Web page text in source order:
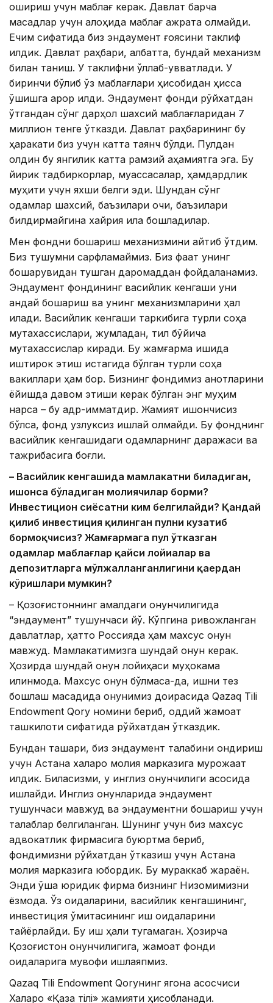
ошириш учун маблағ керак. Давлат барча
мақсадлар учун алоҳида маблағ ажрата олмайди.
Ечим сифатида биз эндаумент ғоясини таклиф
қилдик. Давлат раҳбари, албатта, бундай механизм
билан таниш. У таклифни қўллаб-қувватлади. У
биринчи бўлиб ўз маблағлари ҳисобидан ҳисса
қўшишга қарор қилди. Эндаумент фонди рўйхатдан
ўтгандан сўнг дарҳол шахсий маблағларидан 7
миллион тенге ўтказди. Давлат раҳбарининг бу
ҳаракати биз учун катта таянч бўлди. Пулдан
олдин бу янгилик катта рамзий аҳамиятга эга. Бу
йирик тадбиркорлар, муассасалар, ҳамдардлик
муҳити учун яхши белги эди. Шундан сўнг
одамлар шахсий, баъзилари очиқ, баъзилари
билдирмайгина хайрия қила бошладилар.
Мен фондни бошқариш механизмини айтиб ўтдим.
Биз тушумни сарфламаймиз. Биз фақат унинг
бошқарувидан тушган даромаддан фойдаланамиз.
Эндаумент фондининг васийлик кенгаши уни
қандай бошқариш ва унинг механизмларини ҳал
қилади. Васийлик кенгаши таркибига турли соҳа
мутахассислари, жумладан, тил бўйича
мутахассислар киради. Бу жамғарма ишида
иштирок этиш истагида бўлган турли соҳа
вакиллари ҳам бор. Бизнинг фондимиз қанотларини
ёйишда давом этиши керак бўлган энг муҳим
нарса – бу қадр-қимматдир. Жамият ишончисиз
бўлса, фонд узлуксиз ишлай олмайди. Бу фонднинг
васийлик кенгашидаги одамларнинг даражаси ва
тажрибасига боғлиқ.
– Васийлик кенгашида мамлакатни биладиган,
ишонса бўладиган молиячилар борми?
Инвестицион сиёсатни ким белгилайди? Қандай
қилиб инвестиция қилинган пулни кузатиб
бормоқчисиз? Жамғармага пул ўтказган
одамлар маблағлар қайси лойиҳалар ва
депозитларга мўлжалланганлигини қаердан
кўришлари мумкин?
– Қозоғистоннинг амалдаги қонунчилигида
“эндаумент” тушунчаси йўқ. Кўпгина ривожланган
давлатлар, ҳатто Россияда ҳам махсус қонун
мавжуд. Мамлакатимизга шундай қонун керак.
Ҳозирда шундай қонун лойиҳаси муҳокама
қилинмоқда. Махсус қонун бўлмаса-да, ишни тез
бошлаш мақсадида қонунимиз доирасида Qazaq Tili
Endowment Qory номини бериб, оддий жамоат
ташкилоти сифатида рўйхатдан ўтказдик.
Бундан ташқари, биз эндаумент талабини қондириш
учун Астана халқаро молия марказига мурожаат
қилдик. Биласизми, у инглиз қонунчилиги асосида
ишлайди. Инглиз қонунларида эндаумент
тушунчаси мавжуд ва эндаументни бошқариш учун
талаблар белгиланган. Шунинг учун биз махсус
адвокатлик фирмасига буюртма бериб,
фондимизни рўйхатдан ўтказиш учун Астана
молия марказига юбордик. Бу мураккаб жараён.
Энди ўша юридик фирма бизнинг Низомимизни
ёзмоқда. Ўз қоидаларини, васийлик кенгашининг,
инвестиция қўмитасининг иш қоидаларини
тайёрлайди. Бу иш ҳали тугамаган. Ҳозирча
Қозоғистон қонунчилигига, жамоат фонди
қоидаларига мувофиқ ишлаяпмиз.
Qazaq Tili Endowment Qoryнинг ягона асосчиси
Халқаро «Қазақ тілі» жамияти ҳисобланади.